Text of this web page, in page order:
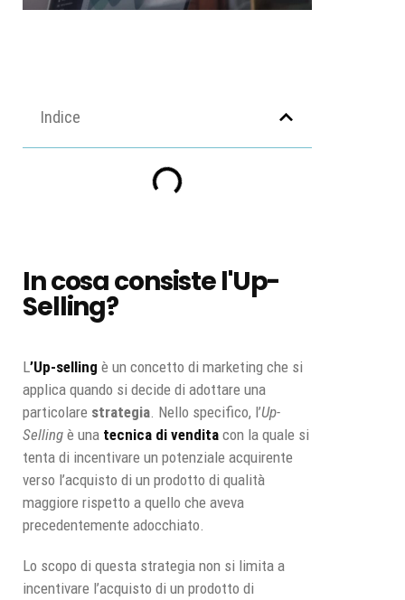
Indice
In cosa consiste l'Up-
Selling?
L’Up-selling è un concetto di marketing che si
applica quando si decide di adottare una
particolare strategia . Nello specifico, l’Up-
Selling è una tecnica di vendita con la quale si
tenta di incentivare un potenziale acquirente
verso l’acquisto di un prodotto di qualità
maggiore rispetto a quello che aveva
precedentemente adocchiato.
Lo scopo di questa strategia non si limita a
incentivare l’acquisto di un prodotto di